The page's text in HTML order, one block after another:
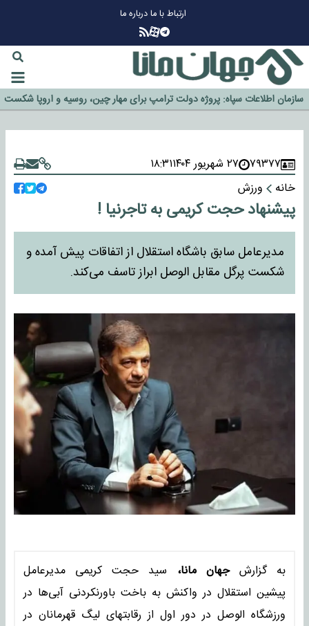
ارتباط با مادرباره ما
چرا طلا دوباره افزایشی شد؟
گزینه جدایی اوسمار روی میز مدیران پرسپولیس
اخراج رسمی چهره نامدار از پرسپولیس
سازمان اطلاعات سپاه: پروژه دولت ترامپ برای مهار چین، روسیه و اروپا شکست
خورد ۷۹۳۷۷ ۲۷ شهریور ۱۴۰۴
۱۸:۳۱
خانه
ورزش
پیشنهاد حجت کریمی به تاجرنیا !
مدیرعامل سابق باشگاه استقلال از اتفاقات پیش آمده و
شکست پرگل مقابل الوصل ابراز تاسف می‌کند.
به گزارشجهان مانا، سید حجت کریمی مدیرعامل
پیشین استقلال در واکنش به باخت باورنکردنی آبی‌ها در
ورزشگاه الوصل در دور اول از رقابتهای لیگ قهرمانان در